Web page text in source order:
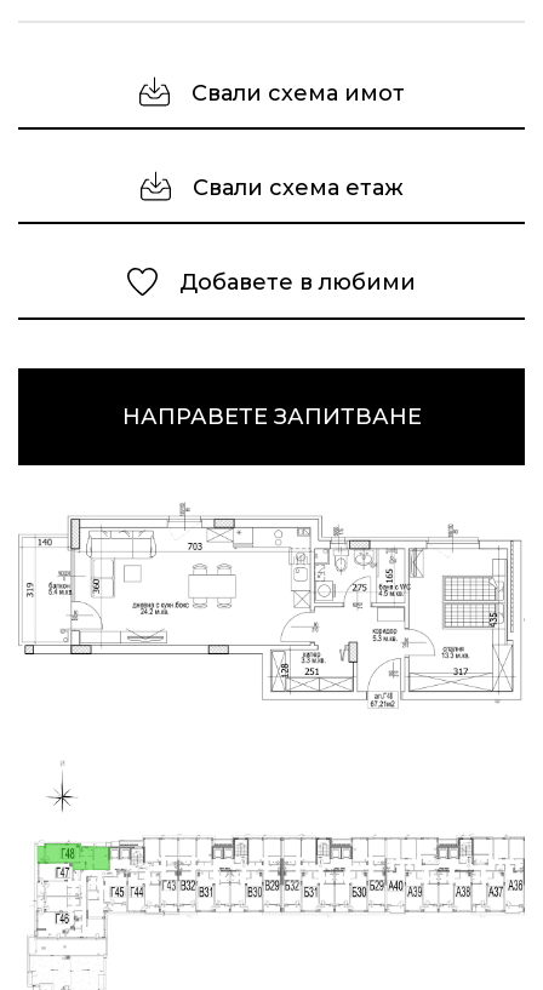
Свали схема имот
Свали схема етаж
Добавете в любими
НАПРАВЕТЕ ЗАПИТВАНЕ